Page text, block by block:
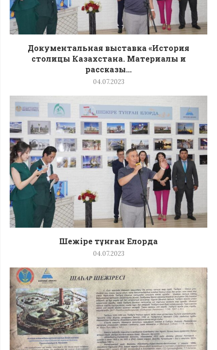
Документальная выставка «История
столицы Казахстана. Материалы и
рассказы...
04.07.2023
Шежіре тұнған Елорда
04.07.2023